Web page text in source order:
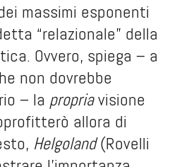
massimi esponenti
“relazionale” della
Ovvero, spiega – a
non dovrebbe
– la propriavisione
allora di
Helgoland(Rovelli